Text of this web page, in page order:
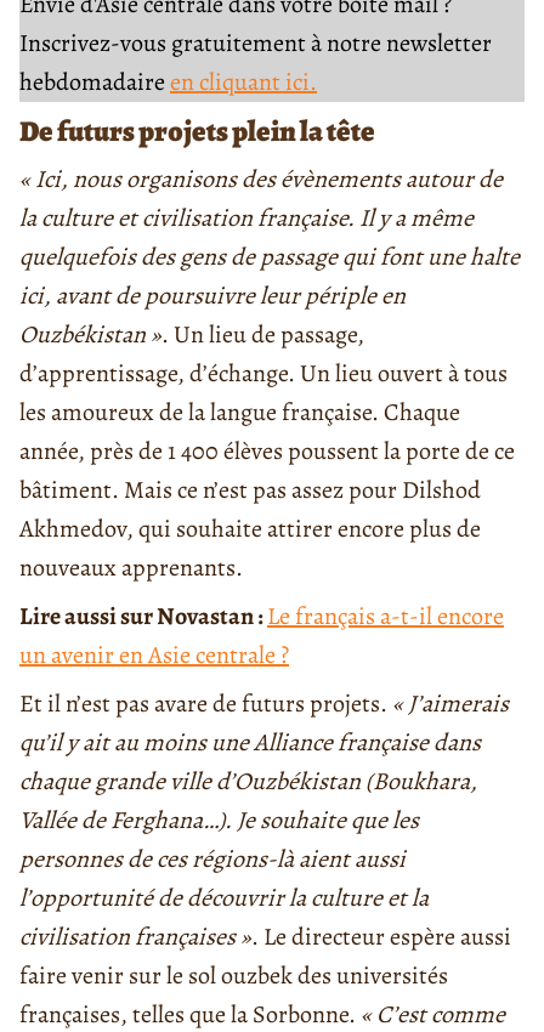
Inscrivez-vous gratuitement à notre newsletter
hebdomadaireen cliquant ici.
De futurs projets plein la tête
« Ici, nous organisons des évènements autour de
la culture et civilisation française. Il y a même
quelquefois des gens de passage qui font une halte
ici, avant de poursuivre leur périple en
Ouzbékistan ». Un lieu de passage,
d’apprentissage, d’échange. Un lieu ouvert à tous
les amoureux de la langue française. Chaque
année, près de 1 400 élèves poussent la porte de ce
bâtiment. Mais ce n’est pas assez pour Dilshod
Akhmedov, qui souhaite attirer encore plus de
nouveaux apprenants.
Lire aussi sur Novastan :Le français a-t-il encore
un avenir en Asie centrale ?
Et il n’est pas avare de futurs projets. « J’aimerais
qu’il y ait au moins une Alliance française dans
chaque grande ville d’Ouzbékistan (Boukhara,
Vallée de Ferghana…). Je souhaite que les
personnes de ces régions-là aient aussi
l’opportunité de découvrir la culture et la
civilisation françaises ». Le directeur espère aussi
faire venir sur le sol ouzbek des universités
françaises, telles que la Sorbonne. « C’est comme